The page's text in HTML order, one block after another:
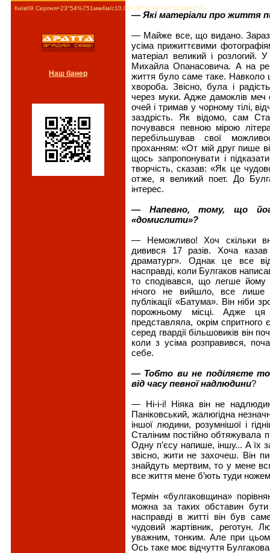
Київ09 Серпня+23°54%751мм4м/c10.08+28°11.08+30°12.08+25°
Наш банер
— Які матеріали про життя
— Майже все, що видано. Зараз
усіма прижиттєвими
матеріал великий і розлогий.
Михайла Опанасовича. А на
життя було саме таке. Навколо
хвороба. Звісно, була і
через муки. Адже дамоклів меч
очей і тримав у чорному тілі,
заздрість. Як відомо, сам
почувався певною мірою
перебільшував свої
проханням: «От мій друг пише
щось запропонувати і
творчість, сказав: «Як це
отже, я великий поет. До
інтерес.
— Напевно, тому, що
«домислити»?
— Неможливо! Хоч скільки
дивився 17 разів. Хоча
драматург». Однак це все
насправді, коли Булгаков
то сподівався, що легше йому
нічого не вийшло, все лише
публікації «Батума». Він ніби
порожньому місці. Адже
представляла, окрім спритного
серед гвардії більшовиків він
коли з усіма розправився,
себе.
— Тобто ви не поділяєте
від часу певної надлюдини?
— Ні-і-і! Ніяка він не
Паніковський, жалюгідна
іншої людини, розумнішої і
Сталіним постійно обтяжувала
Одну п’єсу напише, іншу... А їх
звісно, жити не захочеш. Він
знайдуть мертвим, то у мене
все життя мене б’ють туди
Термін «булгаковщина»
можна за таких обставин
насправді в житті він був
чудовий жартівник, реготун.
уважним, тонким. Але при
Ось таке моє відчуття